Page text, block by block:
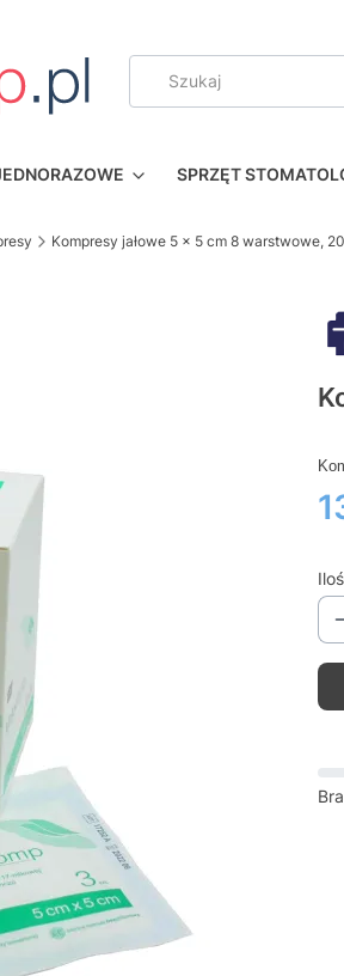
SPRZĘT
Kompresy jałowe 5 x 5 cm 8 warstwowe,